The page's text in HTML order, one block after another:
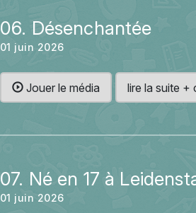
06. Désenchantée
01 juin 2026
Jouer le média lire la suite +
07. Né en 17 à
01 juin 2026